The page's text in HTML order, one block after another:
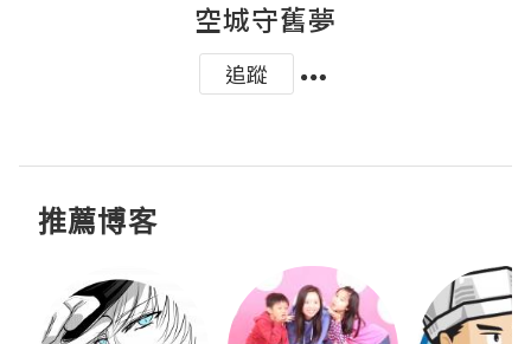
空城守舊夢
追蹤
推薦博客